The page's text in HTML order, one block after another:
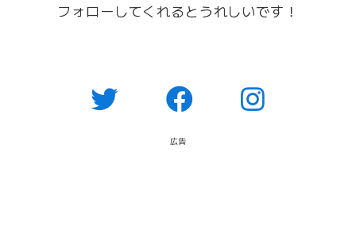
フォローしてくれるとうれしいです！
広告